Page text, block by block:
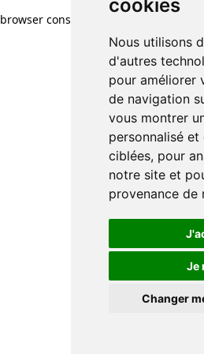
cookies
Nous utilisons
d'autres
pour améliorer
de navigation
vous montrer
personnalisé
ciblées, pour
notre site et
provenance de
Je
Changer
browser console for more information)